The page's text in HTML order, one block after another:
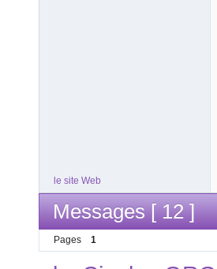
le site Web
Messages [ 12 ]
Pages 1